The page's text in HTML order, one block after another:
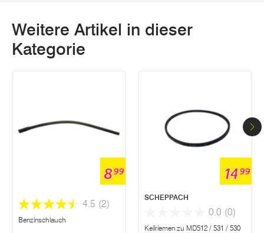
Weitere Artikel in dieser
Kategorie
899
4.5 (2)
Benzinschlauch
1499
SCHEPPACH
0.0 (0)
Keilriemen zu MD512 / 531 / 530